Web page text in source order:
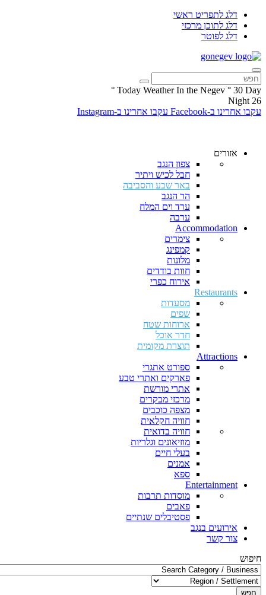
דלג לתפריט ראשי
דלג לתוכן מרכזי
דלג לפוטר
Today Weather In the Negev ° 30 Day
°
26
Night
עקבו אחרינו ב-Facebook
עקבו אחרינו ב-Instagram
אזורים
צפון הנגב
חבל לכיש ויתיר
באר שבע והסביבה
הר הנגב
ערד וים המלח
ערבה
Accommodation
צימרים
קמפינג
מלונות
חוות בודדים
אירוח כפרי
Restaurants
מסעדות
שפים
ארוחות שטח
חדר אוכל
תוצרת מקומית
Attractions
ספורט אתגרי
פארקים ואתרי טבע
אתרי מורשת
מרכזי מבקרים
מצפה כוכבים
חוויה חקלאית
חוויה בדואית
מוזיאונים וגלריות
בעלי חיים
אמנים
ספא
Entertainment
מוסדות תרבות
פאבים
פסטיבלים שנתיים
אירועים בנגב
צור קשר
חיפוש
חפש